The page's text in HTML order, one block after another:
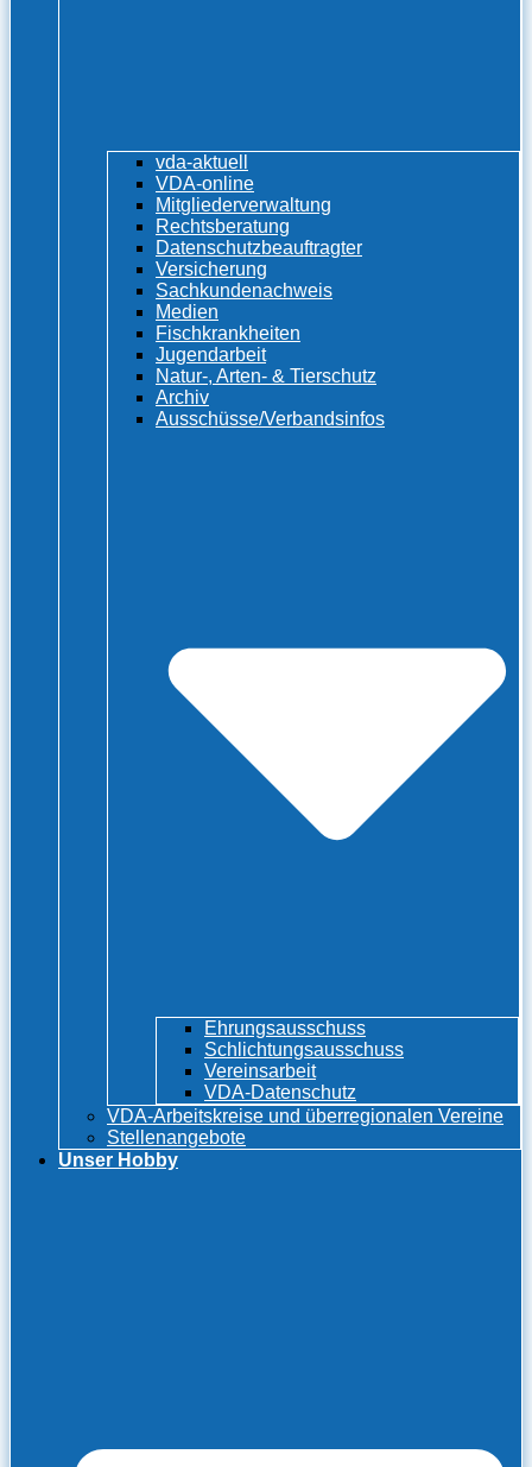
vda-aktuell
VDA-online
Mitgliederverwaltung
Rechtsberatung
Datenschutzbeauftragter
Versicherung
Sachkundenachweis
Medien
Fischkrankheiten
Jugendarbeit
Natur-, Arten- & Tierschutz
Archiv
Ausschüsse/Verbandsinfos
Ehrungsausschuss
Schlichtungsausschuss
Vereinsarbeit
VDA-Datenschutz
VDA-Arbeitskreise und überregionalen Vereine
Stellenangebote
Unser Hobby